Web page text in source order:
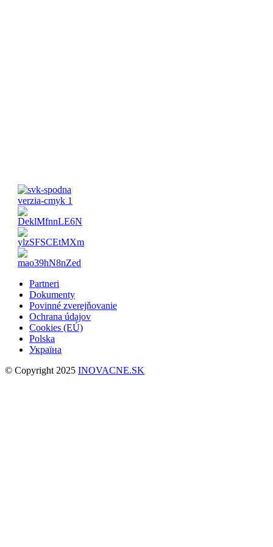
Partneri
Dokumenty
Povinné zverejňovanie
Ochrana údajov
Cookies (EÚ)
Polska
Україна
© Copyright 2025 INOVACNE.SK